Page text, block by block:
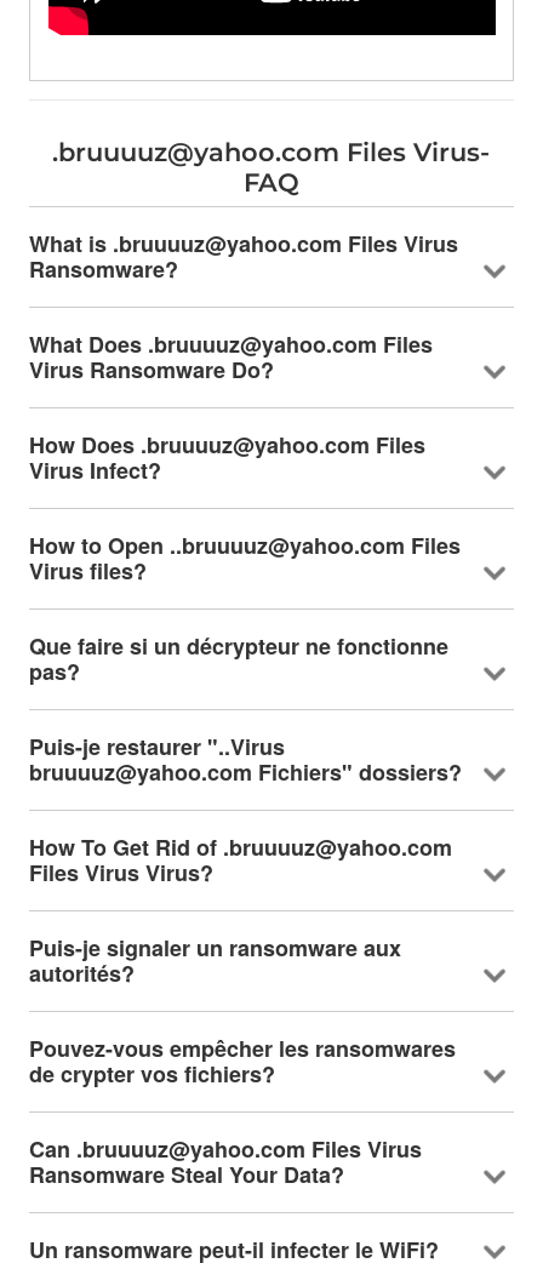
.bruuuuz@yahoo.com Files Virus-
FAQ
What is .bruuuuz@yahoo.com Files Virus
Ransomware?
What Does .bruuuuz@yahoo.com Files
Virus Ransomware Do?
How Does .bruuuuz@yahoo.com Files
Virus Infect?
How to Open ..bruuuuz@yahoo.com Files
Virus files?
Que faire si un décrypteur ne fonctionne
pas?
Puis-je restaurer "..Virus
bruuuuz@yahoo.com Fichiers" dossiers?
How To Get Rid of .bruuuuz@yahoo.com
Files Virus Virus?
Puis-je signaler un ransomware aux
autorités?
Pouvez-vous empêcher les ransomwares
de crypter vos fichiers?
Can .bruuuuz@yahoo.com Files Virus
Ransomware Steal Your Data?
Un ransomware peut-il infecter le WiFi?